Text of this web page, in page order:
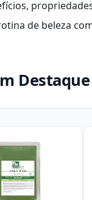
de beleza
Destaque